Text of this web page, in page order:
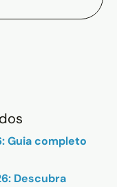
Guia completo
Descubra